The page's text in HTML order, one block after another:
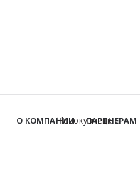
Новокузнецк
О КОМПАНИИ ПАРТНЕРАМ